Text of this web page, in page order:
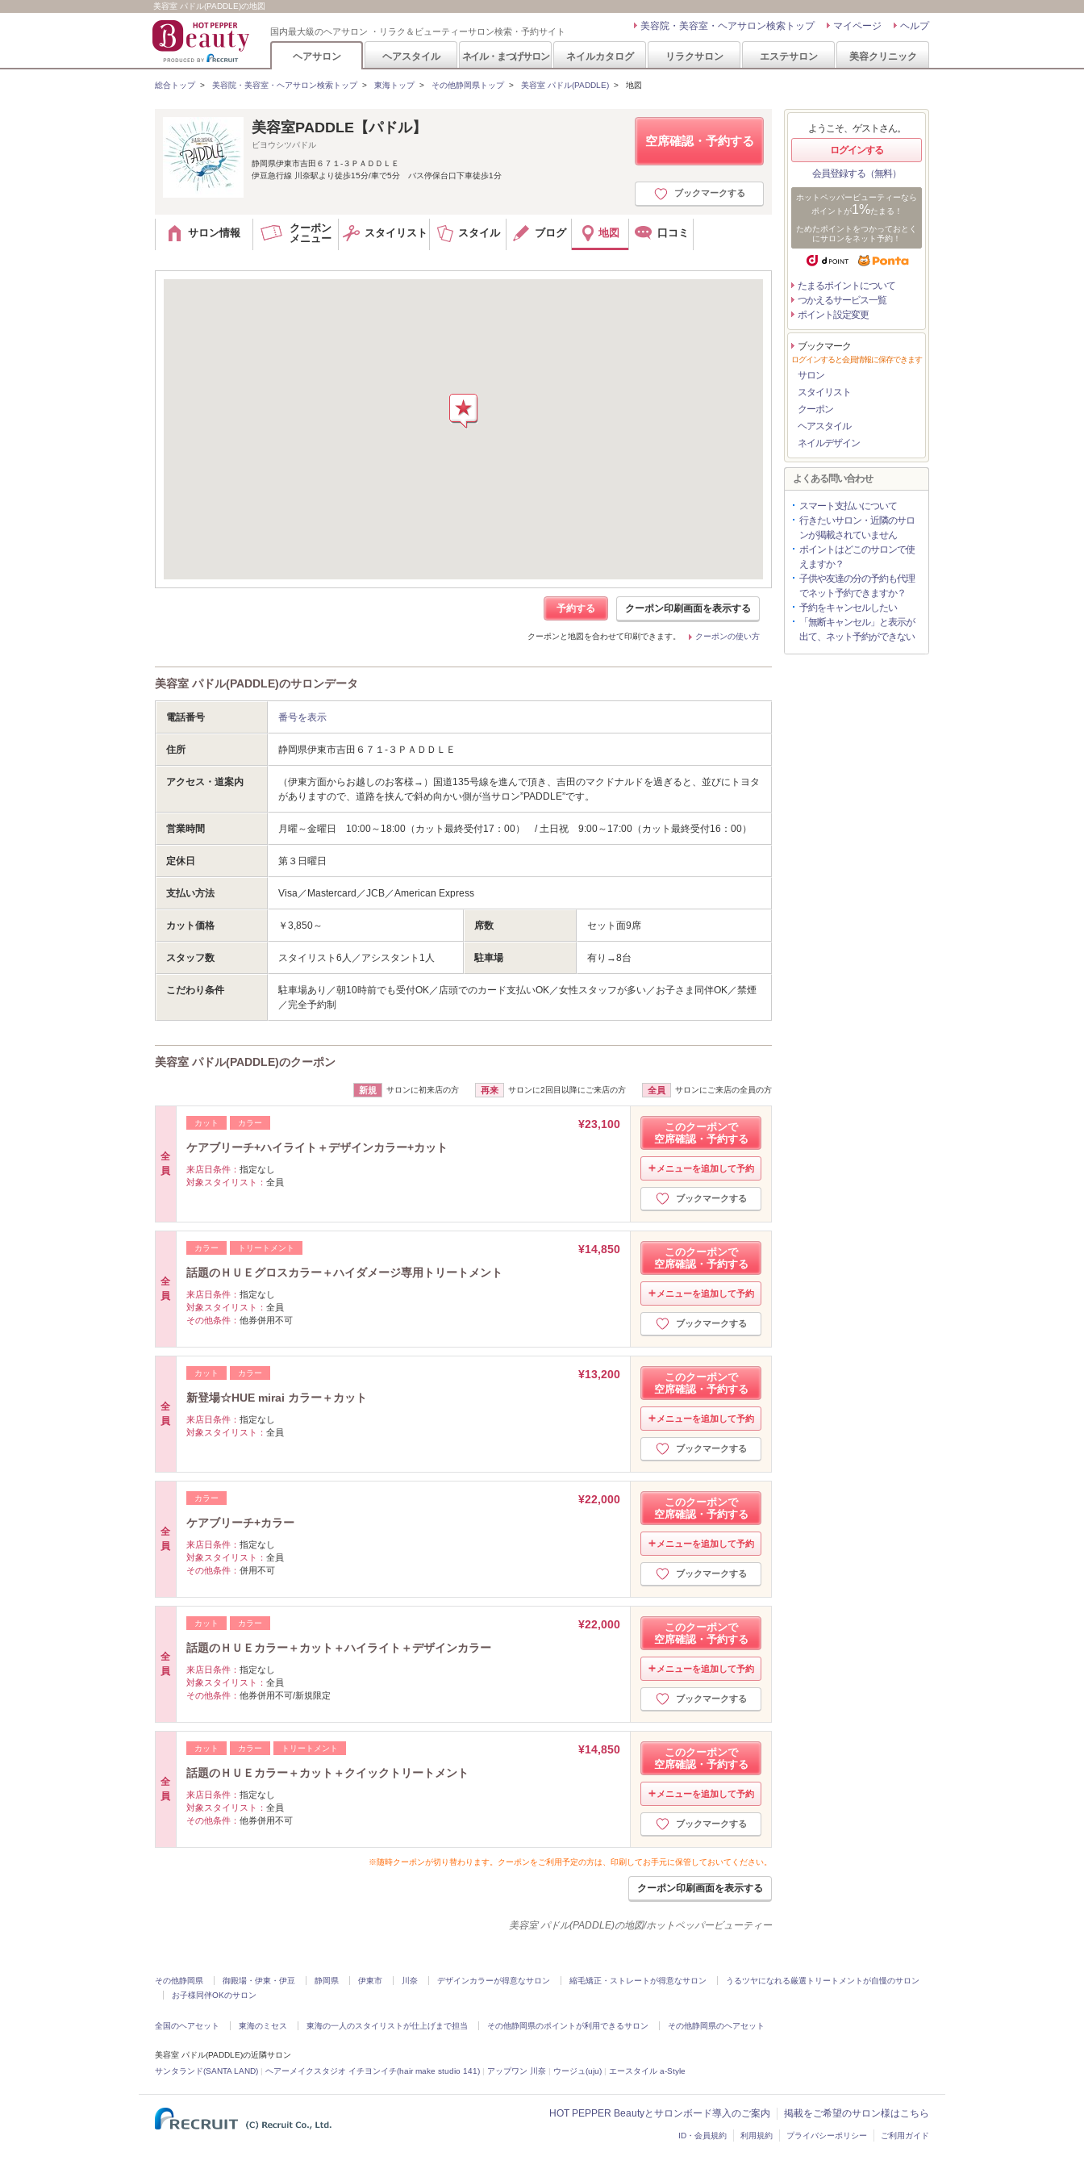
美容室 パドル(PADDLE)の地図
国内最大級のヘアサロン ・リラク＆ビューティーサロン検索・予約サイト ヘルプ
マイページ
美容院・美容室・ヘアサロン検索トップ
ヘアサロン ヘアスタイル ネイル・まつげサロン ネイルカタログ リラクサロン エステサロン 美容クリニック
総合トップ> 美容院・美容室・ヘアサロン検索トップ> 東海トップ> その他静岡県トップ> 美容室 パドル(PADDLE) > 地図
空席確認・予約する
ブックマークする
美容室PADDLE【パドル】
ビヨウシツパドル
静岡県伊東市吉田６７１-３ＰＡＤＤＬＥ
伊豆急行線 川奈駅より徒歩15分/車で5分 バス停保台口下車徒歩1分
サロン情報
クーポン
メニュー
スタイリスト スタイル ブログ 地図 口コミ
予約する クーポン印刷画面を表示する
クーポンと地図を合わせて印刷できます。 クーポンの使い方
美容室 パドル(PADDLE)のサロンデータ
電話番号 番号を表示
住所 静岡県伊東市吉田６７１-３ＰＡＤＤＬＥ
アクセス・道案内
（伊東方面からお越しのお客様→）国道135号線を進んで頂き、吉田のマクドナルドを過ぎると、並びにトヨタ
がありますので、道路を挟んで斜め向かい側が当サロン”PADDLE”です。
営業時間 月曜～金曜日 10:00～18:00（カット最終受付17：00） / 土日祝 9:00～17:00（カット最終受付16：00）
定休日 第３日曜日
支払い方法 Visa／Mastercard／JCB／American Express
カット価格 ￥3,850～ 席数 セット面9席
スタッフ数 スタイリスト6人／アシスタント1人 駐車場 有り→8台
こだわり条件
駐車場あり／朝10時前でも受付OK／店頭でのカード支払いOK／女性スタッフが多い／お子さま同伴OK／禁煙
／完全予約制
美容室 パドル(PADDLE)のクーポン
新規 サロンに初来店の方 再来 サロンに2回目以降にご来店の方 全員 サロンにご来店の全員の方
全
員
カット カラー
¥23,100
ケアブリーチ+ハイライト＋デザインカラー+カット
来店日条件： 指定なし
対象スタイリスト： 全員
このクーポンで
空席確認・予約する
メニューを追加して予約
ブックマークする
全
員
カラー トリートメント
¥14,850
話題のＨＵＥグロスカラー＋ハイダメージ専用トリートメント
来店日条件： 指定なし
対象スタイリスト： 全員
その他条件： 他券併用不可
このクーポンで
空席確認・予約する
メニューを追加して予約
ブックマークする
全
員
カット カラー
¥13,200
新登場☆HUE mirai カラー＋カット
来店日条件： 指定なし
対象スタイリスト： 全員
このクーポンで
空席確認・予約する
メニューを追加して予約
ブックマークする
全
員
カラー
¥22,000
ケアブリーチ+カラー
来店日条件： 指定なし
対象スタイリスト： 全員
その他条件： 併用不可
このクーポンで
空席確認・予約する
メニューを追加して予約
ブックマークする
全
員
カット カラー
¥22,000
話題のＨＵＥカラー＋カット＋ハイライト＋デザインカラー
来店日条件： 指定なし
対象スタイリスト： 全員
その他条件： 他券併用不可/新規限定
このクーポンで
空席確認・予約する
メニューを追加して予約
ブックマークする
全
員
カット カラー トリートメント
¥14,850
話題のＨＵＥカラー＋カット＋クイックトリートメント
来店日条件： 指定なし
対象スタイリスト： 全員
その他条件： 他券併用不可
このクーポンで
空席確認・予約する
メニューを追加して予約
ブックマークする
※随時クーポンが切り替わります。クーポンをご利用予定の方は、印刷してお手元に保管しておいてください。
クーポン印刷画面を表示する
美容室 パドル(PADDLE)の地図/ホットペッパービューティー
ようこそ、ゲストさん。
ログインする
会員登録する（無料）
ホットペッパービューティーなら
ポイントが1%たまる！
ためたポイントをつかっておとく
にサロンをネット予約！
たまるポイントについて
つかえるサービス一覧
ポイント設定変更
ブックマーク
ログインすると会員情報に保存できます
サロン
スタイリスト
クーポン
ヘアスタイル
ネイルデザイン
よくある問い合わせ
スマート支払いについて
行きたいサロン・近隣のサロ
ンが掲載されていません
ポイントはどこのサロンで使
えますか？
子供や友達の分の予約も代理
でネット予約できますか？
予約をキャンセルしたい
「無断キャンセル」と表示が
出て、ネット予約ができない
その他静岡県 御殿場・伊東・伊豆 静岡県 伊東市 川奈 デザインカラーが得意なサロン 縮毛矯正・ストレートが得意なサロン
うるツヤになれる厳選トリートメントが自慢のサロン
お子様同伴OKのサロン
全国のヘアセット 東海のミセス 東海の一人のスタイリストが仕上げまで担当 その他静岡県のポイントが利用できるサロン その他静岡県のヘアセット
美容室 パドル(PADDLE)の近隣サロン
サンタランド(SANTA LAND) | ヘアーメイクスタジオ イチヨンイチ(hair make studio 141) | アップワン 川奈 | ウージュ(uju) | エースタイル a-Style
HOT PEPPER Beautyとサロンボード導入のご案内 掲載をご希望のサロン様はこちら
ID・会員規約 利用規約 プライバシーポリシー ご利用ガイド